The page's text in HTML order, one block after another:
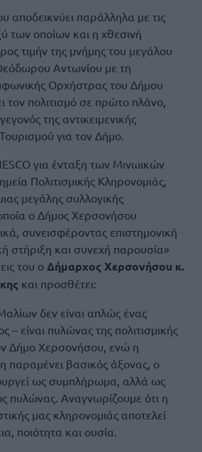
αποδεικνύει παράλληλα με τις
των οποίων και η χθεσινή
τιμήν της μνήμης του μεγάλου
Αντωνίου με τη
Ορχήστρας του Δήμου
τον πολιτισμό σε πρώτο πλάνο,
της αντικειμενικής
για τον Δήμο.
για ένταξη των Μινωικών
Πολιτισμικής Κληρονομιάς,
μεγάλης συλλογικής
ο Δήμος Χερσονήσου
συνεισφέροντας επιστημονική
στήριξη και συνεχή παρουσία»
του ο Δήμαρχος Χερσονήσου κ.
και προσθέτει:
δεν είναι απλώς ένας
– είναι πυλώνας της πολιτισμικής
Δήμο Χερσονήσου, ενώ η
παραμένει βασικός άξονας, ο
ως συμπλήρωμα, αλλά ως
πυλώνας. Αναγνωρίζουμε ότι η
μας κληρονομιάς αποτελεί
ποιότητα και ουσία.